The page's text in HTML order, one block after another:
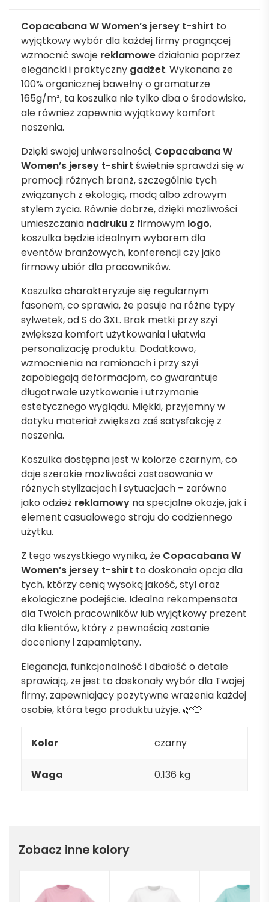
Copacabana W Women’s jersey t-shirt to
wyjątkowy wybór dla każdej firmy pragnącej
wzmocnić swoje reklamowedziałania poprzez
elegancki i praktyczny gadżet. Wykonana ze
100% organicznej bawełny o gramaturze
165g/m², ta koszulka nie tylko dba o środowisko,
ale również zapewnia wyjątkowy komfort
noszenia.
Dzięki swojej uniwersalności, Copacabana W
Women’s jersey t-shirt świetnie sprawdzi się w
promocji różnych branż, szczególnie tych
związanych z ekologią, modą albo zdrowym
stylem życia. Równie dobrze, dzięki możliwości
umieszczania nadruku z firmowym logo,
koszulka będzie idealnym wyborem dla
eventów branżowych, konferencji czy jako
firmowy ubiór dla pracowników.
Koszulka charakteryzuje się regularnym
fasonem, co sprawia, że pasuje na różne typy
sylwetek, od S do 3XL. Brak metki przy szyi
zwiększa komfort użytkowania i ułatwia
personalizację produktu. Dodatkowo,
wzmocnienia na ramionach i przy szyi
zapobiegają deformacjom, co gwarantuje
długotrwałe użytkowanie i utrzymanie
estetycznego wyglądu. Miękki, przyjemny w
dotyku materiał zwiększa zaś satysfakcję z
noszenia.
Koszulka dostępna jest w kolorze czarnym, co
daje szerokie możliwości zastosowania w
różnych stylizacjach i sytuacjach – zarówno
jako odzież reklamowy na specjalne okazje, jak i
element casualowego stroju do codziennego
użytku.
Z tego wszystkiego wynika, że Copacabana W
Women’s jersey t-shirt to doskonała opcja dla
tych, którzy cenią wysoką jakość, styl oraz
ekologiczne podejście. Idealna rekompensata
dla Twoich pracowników lub wyjątkowy prezent
dla klientów, który z pewnością zostanie
doceniony i zapamiętany.
Elegancja, funkcjonalność i dbałość o detale
sprawiają, że jest to doskonały wybór dla Twojej
firmy, zapewniający pozytywne wrażenia każdej
osobie, która tego produktu użyje. 🌿👕
Kolor czarny
Waga 0.136 kg
Zobacz inne kolory